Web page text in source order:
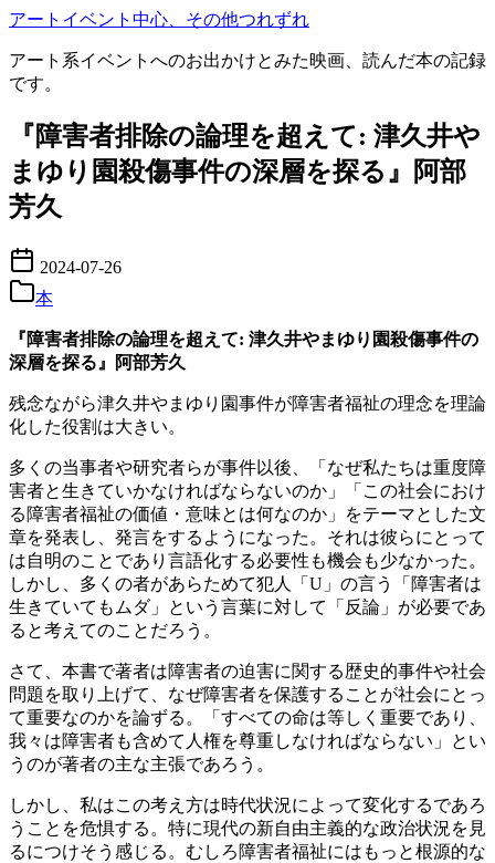
コ
テ
ン
へ
移
動
アートイベント中心、その他つれずれ
アート系イベントへのお出かけとみた映画、読んだ本の記録
です。
『障害者排除の論理を超えて: 津久井や
まゆり園殺傷事件の深層を探る』阿部
芳久
2024-07-26
本
『障害者排除の論理を超えて: 津久井やまゆり園殺傷事件の
深層を探る』阿部芳久
残念ながら津久井やまゆり園事件が障害者福祉の理念を理論
化した役割は大きい。
多くの当事者や研究者らが事件以後、「なぜ私たちは重度障
害者と生きていかなければならないのか」「この社会におけ
る障害者福祉の価値・意味とは何なのか」をテーマとした文
章を発表し、発言をするようになった。それは彼らにとって
は自明のことであり言語化する必要性も機会も少なかった。
しかし、多くの者があらためて犯人「U」の言う「障害者は
生きていてもムダ」という言葉に対して「反論」が必要であ
ると考えてのことだろう。
さて、本書で著者は障害者の迫害に関する歴史的事件や社会
問題を取り上げて、なぜ障害者を保護することが社会にとっ
て重要なのかを論ずる。「すべての命は等しく重要であり、
我々は障害者も含めて人権を尊重しなければならない」とい
うのが著者の主な主張であろう。
しかし、私はこの考え方は時代状況によって変化するであろ
うことを危惧する。特に現代の新自由主義的な政治状況を見
るにつけそう感じる。むしろ障害者福祉にはもっと根源的な